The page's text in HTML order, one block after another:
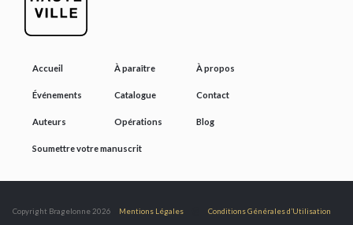
Accueil À paraître À propos
Événements Catalogue Contact
Auteurs Opérations Blog
Soumettre votre manuscrit
Copyright Bragelonne 2026 Mentions Légales Conditions Générales d’Utilisation